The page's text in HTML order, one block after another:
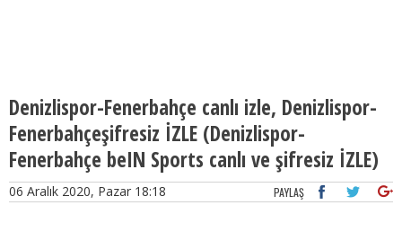
Denizlispor-Fenerbahçe canlı izle, Denizlispor-
Fenerbahçeşifresiz İZLE (Denizlispor-
Fenerbahçe beIN Sports canlı ve şifresiz İZLE)
06 Aralık 2020, Pazar 18:18 PAYLAŞ